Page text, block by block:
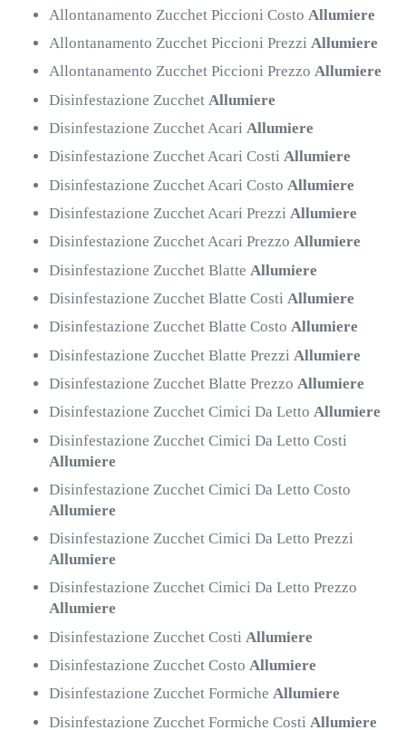
Allontanamento Zucchet Piccioni Costo Allumiere
Allontanamento Zucchet Piccioni PrezziAllumiere
Allontanamento Zucchet Piccioni PrezzoAllumiere
Disinfestazione Zucchet Allumiere
Disinfestazione Zucchet AcariAllumiere
Disinfestazione Zucchet Acari CostiAllumiere
Disinfestazione Zucchet Acari Costo Allumiere
Disinfestazione Zucchet Acari PrezziAllumiere
Disinfestazione Zucchet Acari PrezzoAllumiere
Disinfestazione Zucchet Blatte Allumiere
Disinfestazione Zucchet Blatte CostiAllumiere
Disinfestazione Zucchet Blatte CostoAllumiere
Disinfestazione Zucchet Blatte Prezzi Allumiere
Disinfestazione Zucchet Blatte PrezzoAllumiere
Disinfestazione Zucchet Cimici Da LettoAllumiere
Disinfestazione Zucchet Cimici Da Letto Costi
Allumiere
Disinfestazione Zucchet Cimici Da Letto Costo
Allumiere
Disinfestazione Zucchet Cimici Da Letto Prezzi
Allumiere
Disinfestazione Zucchet Cimici Da Letto Prezzo
Allumiere
Disinfestazione Zucchet CostiAllumiere
Disinfestazione Zucchet CostoAllumiere
Disinfestazione Zucchet FormicheAllumiere
Disinfestazione Zucchet Formiche Costi Allumiere